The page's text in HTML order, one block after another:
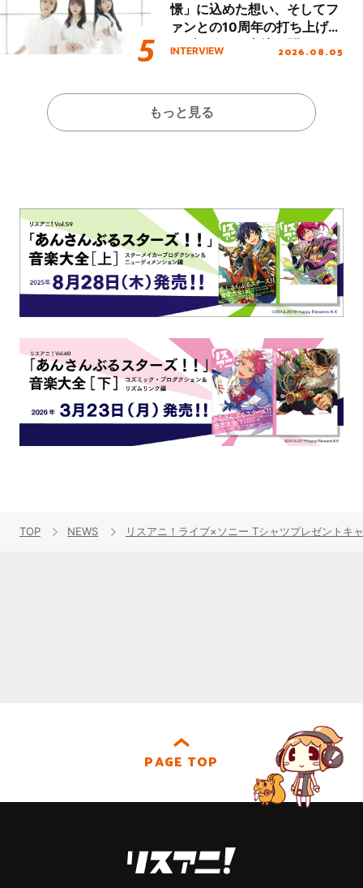
憬」に込めた想い、そしてフ
ァンとの10周年の打ち上げラ
イブを終えた心境を聞いた。
INTERVIEW 2026.08.05
もっと見る
TOP NEWS リスアニ！ライブ×ソニー Tシャツプレゼントキ
PAGE TOP